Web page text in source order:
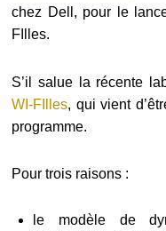
chez Dell, pour le
FIlles.
S’il salue la récente
WI-FIlles, qui vient
programme.
Pour trois raisons :
le modèle de